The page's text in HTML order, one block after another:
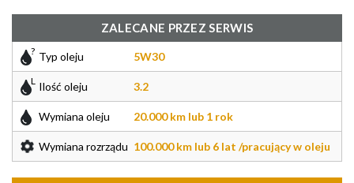
ZALECANE PRZEZ SERWIS
Typ oleju 5W30
Ilość oleju 3.2
Wymiana oleju 20.000 km lub 1 rok
Wymiana rozrządu 100.000 km lub 6 lat /pracujący w oleju